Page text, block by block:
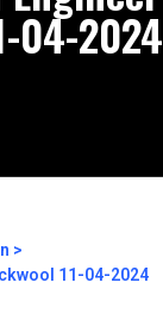
04-2024
11-04-2024